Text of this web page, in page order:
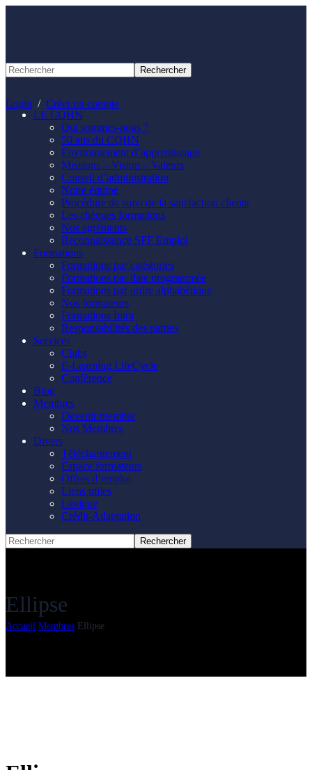
Login / Créer un compte
LE CQHN
Qui sommes-nous ?
50 ans du CQHN
Environnement d’apprentissage
Missions – Vision – Valeurs
Conseil d’administration
Notre équipe
Procédure de suivi de la satisfaction clients
Les chèques formations
Nos agréments
Reconnaissance SPF Emploi
Formations
Formations par catégories
Formations par date programmée
Formations par ordre alphabétique
Nos formateurs
Formations Intra
Responsabilités des parties
Services
Clubs
E-Learning LifeCycle
Conférence
Blog
Membres
Devenir membre
Nos Membres
Divers
Téléchargement
Espace formateurs
Offres d’emploi
Liens utiles
Lexique
Crédit-Adaptation
Ellipse
Accueil Membres Ellipse
Panneau de gestion des cookies